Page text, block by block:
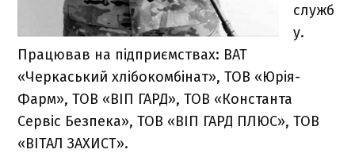
служб
у.
Працював на підприємствах: ВАТ
«Черкаський хлібокомбінат», ТОВ «Юрія-
Фарм», ТОВ «ВІП ГАРД», ТОВ «Константа
Сервіс Безпека», ТОВ «ВІП ГАРД ПЛЮС», ТОВ
«ВІТАЛ ЗАХИСТ».